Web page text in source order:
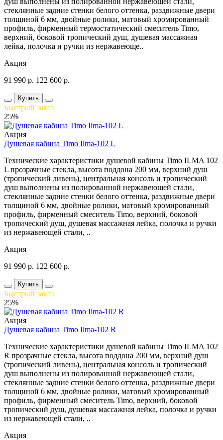
стеклянные задние стенки белого оттенка, раздвижные двери
толщиной 6 мм, двойные ролики, матовый хромированный
профиль, фирменный термостатический смеситель Timo,
верхний, боковой тропический душ, душевая массажная
лейка, полочка и ручки из нержавеюще..
Акция
91 990 р. 122 600 р.
Купить
Быстрый заказ
25%
Акция
Душевая кабина Timo Ilma-102 L
Технические характеристики душевой кабины Timo ILMA 102
L прозрачные стекла, высота поддона 200 мм, верхний душ
(тропический ливень), центральная консоль и тропический
душ выполнены из полированной нержавеющей стали,
стеклянные задние стенки белого оттенка, раздвижные двери
толщиной 6 мм, двойные ролики, матовый хромированный
профиль, фирменный смеситель Timo, верхний, боковой
тропический душ, душевая массажная лейка, полочка и ручки
из нержавеющей стали, ..
Акция
91 990 р. 122 600 р.
Купить
Быстрый заказ
25%
Акция
Душевая кабина Timo Ilma-102 R
Технические характеристики душевой кабины Timo ILMA 102
R прозрачные стекла, высота поддона 200 мм, верхний душ
(тропический ливень), центральная консоль и тропический
душ выполнены из полированной нержавеющей стали,
стеклянные задние стенки белого оттенка, раздвижные двери
толщиной 6 мм, двойные ролики, матовый хромированный
профиль, фирменный смеситель Timo, верхний, боковой
тропический душ, душевая массажная лейка, полочка и ручки
из нержавеющей стали, ..
Акция